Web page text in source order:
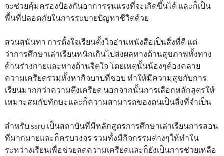
จะช่วยคุ้มครองป้องกันอาการรุนแรงที่จะเกิดขึ้นได้ และก็เป็น
พื้นที่ปลอดภัยในการระบายปัญหาชีวิตด้วย
สวนสุนันทา การตั้งใจเรียนตั้งใจอ่านหนังสือเป็นสิ่งที่ดี แต่
ว่าการศึกษาเล่าเรียนหนักเกินไปส่งผลทางด้านสุขภาพทั้งทาง
ด้านร่างกายและทางด้านจิตใจ โดยเหตุนั้นน้องๆต้องคลาย
ความเครียดรวมทั้งหากิจบาปที่ชอบ ทำให้มีความสุขกับการ
เรียนมากกว่าความตึงเครียด นอกจากนั้นการเลือกหลักสูตรให้
เหมาะสมกับทักษะและก็ความสามารถของตนเป็นสิ่งที่จำเป็น
สำหรับ ssru เป็นสถาบันที่มีหลักสูตรการศึกษาเล่าเรียนการสอน
ที่มากมายและก็ครบวงจร รวมทั้งมีกิจกรรมต่างๆให้ทำใน
ระหว่างเรียนเพื่อช่วยลดความเครียดและก็ยังเป็นการช่วยเหลือ